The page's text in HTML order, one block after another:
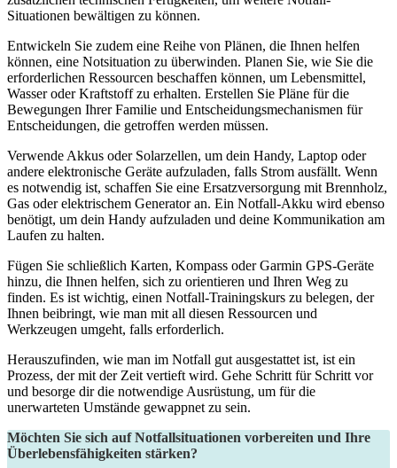
Situationen bewältigen zu können.
Entwickeln Sie zudem eine Reihe von Plänen, die Ihnen helfen
können, eine Notsituation zu überwinden. Planen Sie, wie Sie die
erforderlichen Ressourcen beschaffen können, um Lebensmittel,
Wasser oder Kraftstoff zu erhalten. Erstellen Sie Pläne für die
Bewegungen Ihrer Familie und Entscheidungsmechanismen für
Entscheidungen, die getroffen werden müssen.
Verwende Akkus oder Solarzellen, um dein Handy, Laptop oder
andere elektronische Geräte aufzuladen, falls Strom ausfällt. Wenn
es notwendig ist, schaffen Sie eine Ersatzversorgung mit Brennholz,
Gas oder elektrischem Generator an. Ein Notfall-Akku wird ebenso
benötigt, um dein Handy aufzuladen und deine Kommunikation am
Laufen zu halten.
Fügen Sie schließlich Karten, Kompass oder Garmin GPS-Geräte
hinzu, die Ihnen helfen, sich zu orientieren und Ihren Weg zu
finden. Es ist wichtig, einen Notfall-Trainingskurs zu belegen, der
Ihnen beibringt, wie man mit all diesen Ressourcen und
Werkzeugen umgeht, falls erforderlich.
Herauszufinden, wie man im Notfall gut ausgestattet ist, ist ein
Prozess, der mit der Zeit vertieft wird. Gehe Schritt für Schritt vor
und besorge dir die notwendige Ausrüstung, um für die
unerwarteten Umstände gewappnet zu sein.
Möchten Sie sich auf Notfallsituationen vorbereiten und Ihre
Überlebensfähigkeiten stärken?